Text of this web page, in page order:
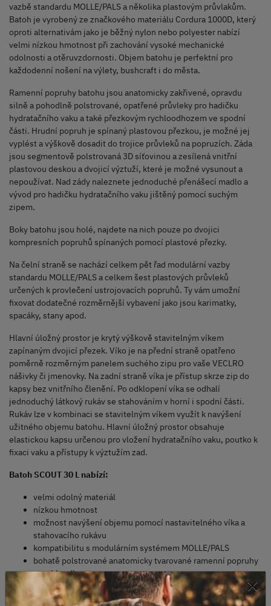
vazbě standardu MOLLE/PALS a několika plastovým průvlakům.
Batoh je vyrobený ze značkového materiálu Cordura 1000D, který
oproti alternativám jako je běžný nylon nebo polyester nabízí
velmi nízkou hmotnost při zachování vysoké mechanické
odolnosti a otěruvzdornosti. Objem batohu je perfektní pro
každodenní nošení na výlety, bushcraft i do města.
Ramenní popruhy batohu jsou anatomicky zakřivené, opravdu
silně a pohodlně polstrované, opatřené průvleky pro hadičku
hydratačního vaku a také přezkovým rychloodhozem ve spodní
části. Hrudní popruh je spínaný plastovou přezkou, je možné jej
vyplést a výškově dosadit do trojice průvleků na popruzích. Záda
jsou segmentově polstrovaná 3D síťovinou a zesílená vnitřní
plastovou deskou a dvojicí výztuží, které je možné vysunout a
nepoužívat. Nad zády naleznete jednoduché přenášecí madlo a
vývod pro hadičku hydratačního vaku jištěný pomocí suchým
zipem.
Boky batohu jsou holé, najdete na nich pouze po dvojici
kompresních popruhů spínaných pomocí plastové přezky.
Na čelní straně se nachází celkem pět řad modulární vazby
standardu MOLLE/PALS a celkem šest plastových průvleků
určených k provlečení ustrojovacích popruhů. Ty vám umožní
fixovat dodatečné rozměrnější vybavení jako jsou karimatky,
spacáky, stany apod.
Hlavní úložný prostor je krytý výškově stavitelným víkem
zapínaným dvojicí přezek. Víko je na přední straně opatřeno
poměrně rozměrným panelem suchého zipu pro vaše VECLRO
nášivky či jmenovky. Na zadní straně víka je přístup skrze zip do
kapsy bez vnitřního členění. Po odklopení víka se odhalí
jednoduchý látkový rukáv se stahováním v horní i spodní části.
Rukáv lze v kombinaci se stavitelným víkem využít k navýšení
užitného objemu batohu. Hlavní úložný prostor obsahuje
elastickou kapsu určenou pro vložení hydratačního vaku, poutko k
fixaci vaku a přístupy k výztužím zad.
Batoh SCOUT 30 L nabízí:
velmi odolný materiál
nízkou hmotnost
možnost navýšení objemu pomocí nastavitelného víka a
stahovacího rukávu
kompatibilitu s modulárním systémem MOLLE/PALS
bohatě polstrované anatomicky tvarované ramenní popruhy
s rychloodhozem
hrudní popruh spínaný přezkou
bohatě polstrovaná záda
×